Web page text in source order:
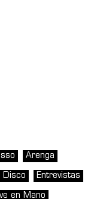
Arenga
Disco Entrevistas
en Mano